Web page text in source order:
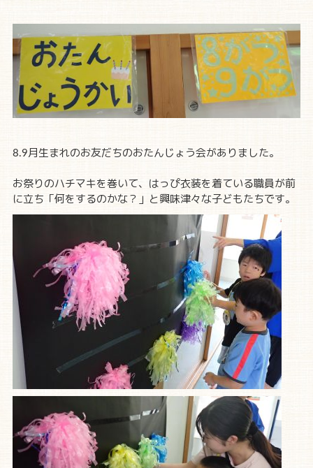
8.9月生まれのお友だちのおたんじょう会がありました。
お祭りのハチマキを巻いて、はっぴ衣装を着ている職員が前
に立ち「何をするのかな？」と興味津々な子どもたちです。